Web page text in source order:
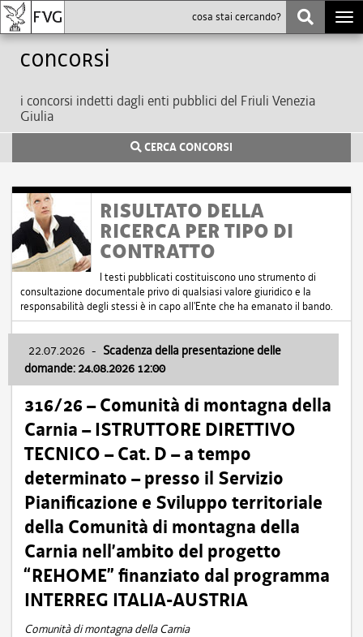
Concorsi
i concorsi indetti dagli enti pubblici del Friuli Venezia
Giulia
CERCA CONCORSI
RISULTATO DELLA
RICERCA PER TIPO DI
CONTRATTO
I testi pubblicati costituiscono uno strumento di
consultazione documentale privo di qualsiasi valore giuridico e la
responsabilità degli stessi è in capo all'Ente che ha emanato il bando.
22.07.2026 - Scadenza della presentazione delle
domande: 24.08.2026 12:00
316/26 – Comunità di montagna della
Carnia – ISTRUTTORE DIRETTIVO
TECNICO – Cat. D – a tempo
determinato – presso il Servizio
Pianificazione e Sviluppo territoriale
della Comunità di montagna della
Carnia nell’ambito del progetto
“REHOME” finanziato dal programma
INTERREG ITALIA-AUSTRIA
Comunità di montagna della Carnia